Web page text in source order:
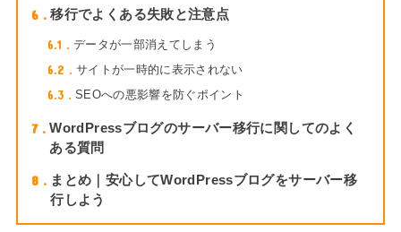
6 移行でよくある失敗と注意点
6.1 データが一部消えてしまう
6.2 サイトが一時的に表示されない
6.3 SEOへの悪影響を防ぐポイント
7
WordPressブログのサーバー移行に関してのよく
ある質問
8
まとめ｜安心してWordPressブログをサーバー移
行しよう